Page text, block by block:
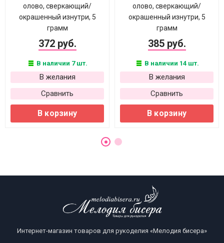
олово, сверкающий/
окрашенный изнутри, 5
грамм
372 руб.
В наличии 7 шт.
В желания
Сравнить
В корзину
олово, сверкающий/
окрашенный изнутри, 5
грамм
385 руб.
В наличии 14 шт.
В желания
Сравнить
В корзину
Интернет-магазин товаров для рукоделия «Мелодия бисера»